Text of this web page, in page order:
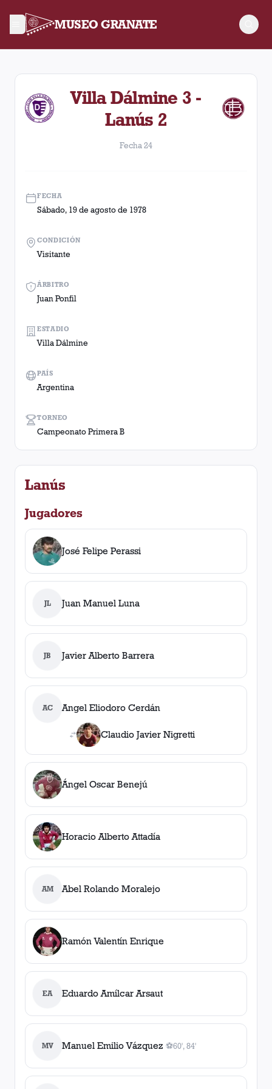
MUSEO GRANATE
Fecha 24. Partido entre Lanús y Villa Dálmine disputado el
Villa Dálmine 3 -
Lanús 2
Fecha 24
FECHA
Sábado, 19 de agosto de 1978
ÁRBITRO
Juan Ponfil
TORNEO
Campeonato Primera B
CONDICIÓN
Visitante
ESTADIO
Villa Dálmine
PAÍS
Argentina
Lanús
Jugadores
José Felipe Perassi
JL Juan Manuel Luna
JB Javier Alberto Barrera
AC Angel Eliodoro Cerdán
Claudio Javier Nigretti
Ángel Oscar Benejú
Horacio Alberto Attadía
AM Abel Rolando Moralejo
Ramón Valentín Enrique
EA Eduardo Amílcar Arsaut
MV Manuel Emilio Vázquez ⚽
2gol es, 60', 84'
60', 84'